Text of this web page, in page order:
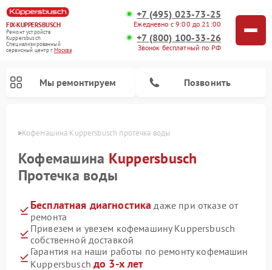
FIX-KUPPERSBUSCH
Ремонт устройств
Kuppersbusch
Специализированный
cервисный центр г.Москва
+7 (495) 023-73-25
Ежедневно с 9:00 до 21:00
+7 (800) 100-33-26
Звонок бесплатный по РФ
Мы ремонтируем Позвонить
Кофемашина Kuppersbusch протечка воды
Кофемашина Kuppersbusch
Протечка воды
Бесплатная диагностика даже при отказе от
ремонта
Привезем и увезем кофемашину Kuppersbusch
собственной доставкой
Гарантия на наши работы по ремонту кофемашин
Kuppersbusch до 3-х лет